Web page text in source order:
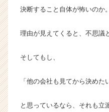
決断すること自体が怖いのか。
理由が見えてくると、不思議
そしてもし、
「他の会社も見てから決めた
と思っているなら、それも立